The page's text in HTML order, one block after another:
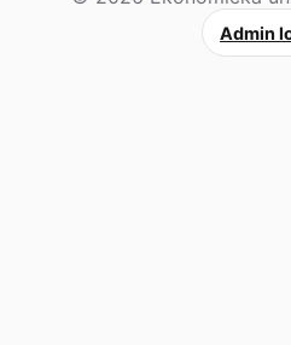
Admin